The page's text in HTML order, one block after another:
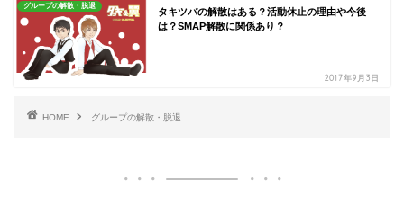
グループの解散・脱退
タキツバの解散はある？活動休止の理由や今後
は？SMAP解散に関係あり？
2017年9月3日
HOME グループの解散・脱退